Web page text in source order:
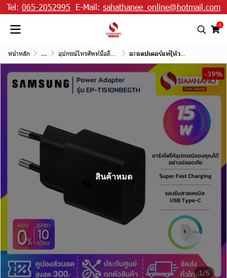
Tel: 065-2052995 E-Mail: sahathanee_online@hotmail.com
0
หน้าหลัก ... อุปกรณ์โทรศัพท์มือถือและแท็ปเล็ต อะแดปเตอร์แท้(หัวชาร์จ) Samsung รุ่น EP-T1510NBEGTH 15W USB-C Type ไม่มีสายชาร์จ
1/5
-39%
สินค้าหมด